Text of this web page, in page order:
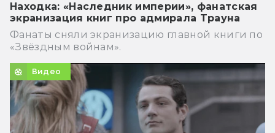
Находка: «Наследник империи», фанатская
экранизация книг про адмирала Трауна
Фанаты сняли экранизацию главной книги по
«Звёздным войнам».
Видео